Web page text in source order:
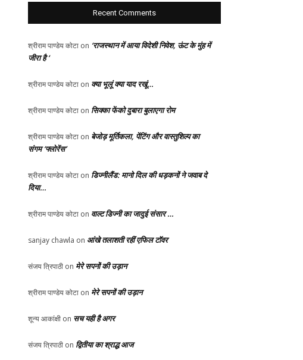
Recent Comments
श्रीराम पाण्डेय कोटा on ‘राजस्थान में आया विदेशी निवेश, ऊंट के मुंह में
जीरा है ‘
श्रीराम पाण्डेय कोटा on क्या भूलूं क्या याद रखूं…
श्रीराम पाण्डेय कोटा on सिक्का फेंको दुबारा बुलाएगा रोम
श्रीराम पाण्डेय कोटा on बेजोड़ मूर्तिकला, पेंटिंग और वास्तुशिल्प का
संगम ‘फ्लोरेंस’
श्रीराम पाण्डेय कोटा on डिज्नीलैंड: मानो दिल की धड़कनों ने जवाब दे
दिया…
श्रीराम पाण्डेय कोटा on वाल्ट डिज्नी का जादुई संसार …
sanjay chawla on आंखे तलाशती रहीं एफिल टॉवर
संजय त्रिपाठी on मेरे सपनों की उड़ान
श्रीराम पाण्डेय कोटा on मेरे सपनों की उड़ान
शून्य आकांक्षी on सच यही है अगर
संजय त्रिपाठी on द्वितीया का श्राद्ध आज